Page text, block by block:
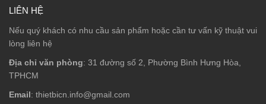
LIÊN HỆ
Nếu quý khách có nhu cầu sản phẩm hoặc cần tư vấn kỹ thuật vui
lòng liên hệ
Địa chỉ văn phòng: 31 đường số 2, Phường Bình Hưng Hòa,
TPHCM
Email: thietbicn.info@gmail.com